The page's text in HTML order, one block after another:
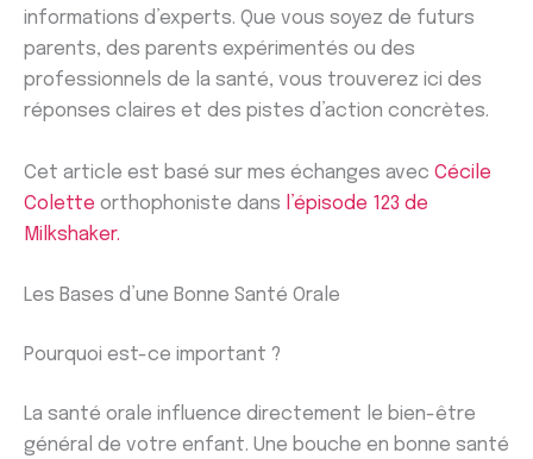
informations d’experts. Que vous soyez de futurs
parents, des parents expérimentés ou des
professionnels de la santé, vous trouverez ici des
réponses claires et des pistes d’action concrètes.
Cet article est basé sur mes échanges avec Cécile
Colette orthophoniste dans l’épisode 123 de
Milkshaker.
Les Bases d’une Bonne Santé Orale
Pourquoi est-ce important ?
La santé orale influence directement le bien-être
général de votre enfant. Une bouche en bonne santé